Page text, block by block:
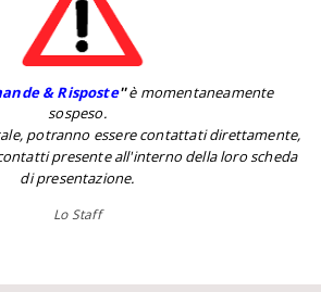
& Risposte''è momentaneamente
sospeso.
potranno essere contattati direttamente,
presente all'interno della loro scheda
di presentazione.
Lo Staff